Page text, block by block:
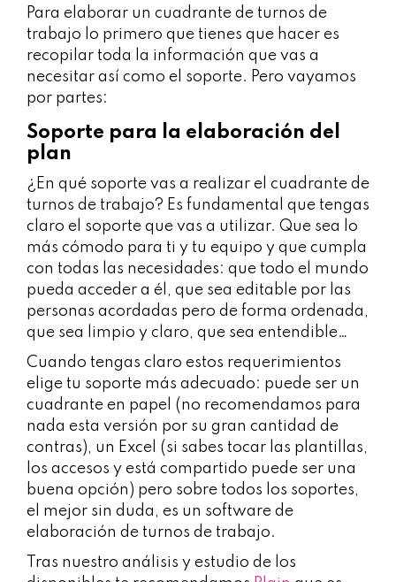
Para elaborar un cuadrante de turnos de
trabajo lo primero que tienes que hacer es
recopilar toda la información que vas a
necesitar así como el soporte. Pero vayamos
por partes:
Soporte para la elaboración del
plan
¿En qué soporte vas a realizar el cuadrante de
turnos de trabajo? Es fundamental que tengas
claro el soporte que vas a utilizar. Que sea lo
más cómodo para ti y tu equipo y que cumpla
con todas las necesidades: que todo el mundo
pueda acceder a él, que sea editable por las
personas acordadas pero de forma ordenada,
que sea limpio y claro, que sea entendible…
Cuando tengas claro estos requerimientos
elige tu soporte más adecuado: puede ser un
cuadrante en papel (no recomendamos para
nada esta versión por su gran cantidad de
contras), un Excel (si sabes tocar las plantillas,
los accesos y está compartido puede ser una
buena opción) pero sobre todos los soportes,
el mejor sin duda, es un software de
elaboración de turnos de trabajo.
Tras nuestro análisis y estudio de los